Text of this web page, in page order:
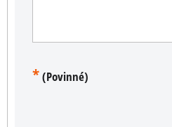
*(Povinné)